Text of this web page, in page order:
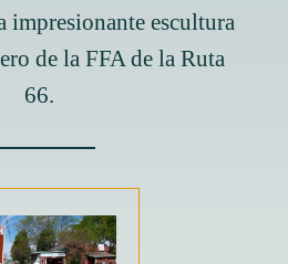
impresionante escultura
de la FFA de la Ruta
66.